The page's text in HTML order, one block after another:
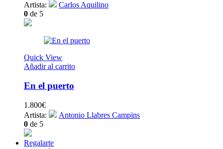
Artista:
Carlos Aquilino
0 de 5
Quick View
Añadir al carrito
En el puerto
1.800€
Artista:
Antonio Llabres Campins
0 de 5
Regalarte